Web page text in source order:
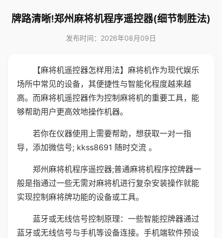
牌路清晰!郑州麻将机程序遥控器(细节制胜法)
发布时间：2026年08月09日
【麻将机遥控器怎样用法】麻将机作为现代娱乐
场所中常见的设备，其便捷性与智能化程度越来越
高。而麻将机遥控器作为控制麻将机的重要工具，能
够帮助用户更高效地操作机器。
若你在仪器使用上需要帮助，想获取一对一指
导，添加微信号; kkss8691 随时交流 。
郑州麻将机程序遥控器;普通麻将机程序控牌器一
般是指通过一些无需对麻将机进行复杂安装操作就能
实现控制麻将牌功能的设备或工具。
蓝牙或无线信号控制原理：一些智能控牌器通过
蓝牙或无线信号与手机等设备连接。手机端软件预设